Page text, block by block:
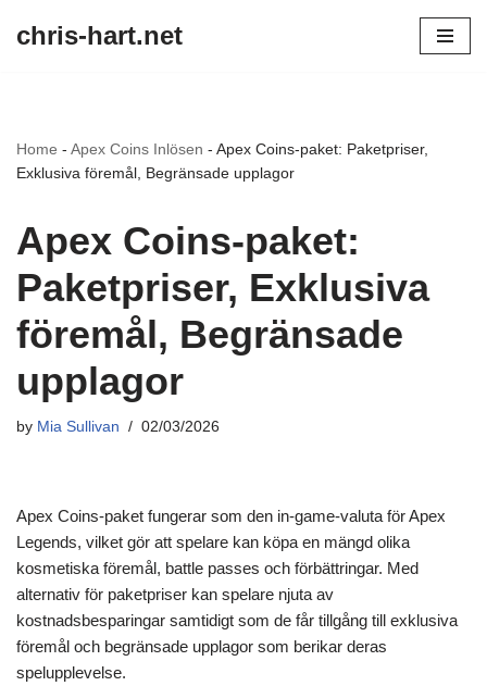
chris-hart.net
Home - Apex Coins Inlösen - Apex Coins-paket: Paketpriser,
Exklusiva föremål, Begränsade upplagor
Apex Coins-paket:
Paketpriser, Exklusiva
föremål, Begränsade
upplagor
by Mia Sullivan 02/03/2026
Apex Coins-paket fungerar som den in-game-valuta för Apex
Legends, vilket gör att spelare kan köpa en mängd olika
kosmetiska föremål, battle passes och förbättringar. Med
alternativ för paketpriser kan spelare njuta av
kostnadsbesparingar samtidigt som de får tillgång till exklusiva
föremål och begränsade upplagor som berikar deras
spelupplevelse.